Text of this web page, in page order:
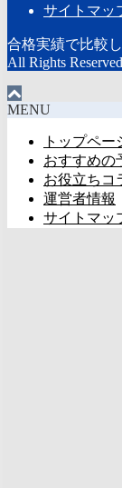
サイトマッ
合格実績で比較
All Rights
MENU
トップペー
おすすめの
お役立ちコ
運営者情報
サイトマッ